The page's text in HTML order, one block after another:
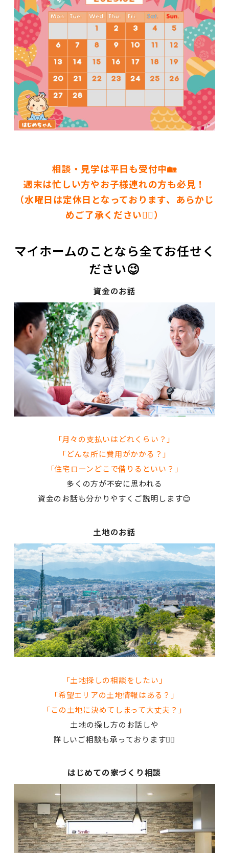
相談・見学は平日も受付中🏡
週末は忙しい方やお子様連れの方も必見！
（水曜日は定休日となっております、あらかじ
めご了承ください🙇‍♀️）
マイホームのことなら全てお任せく
ださい😉
資金のお話
「月々の支払いはどれくらい？ 」
「どんな所に費用がかかる？」
「住宅ローンどこで借りるといい？」
多くの方が不安に思われる
資金のお話も分かりやすくご説明します😊
土地のお話
「土地探しの相談をしたい」
「希望エリアの土地情報はある？」
「この土地に決めてしまって大丈夫？ 」
土地の探し方のお話しや
詳しいご相談も承っております💁‍♀️
はじめての家づくり相談